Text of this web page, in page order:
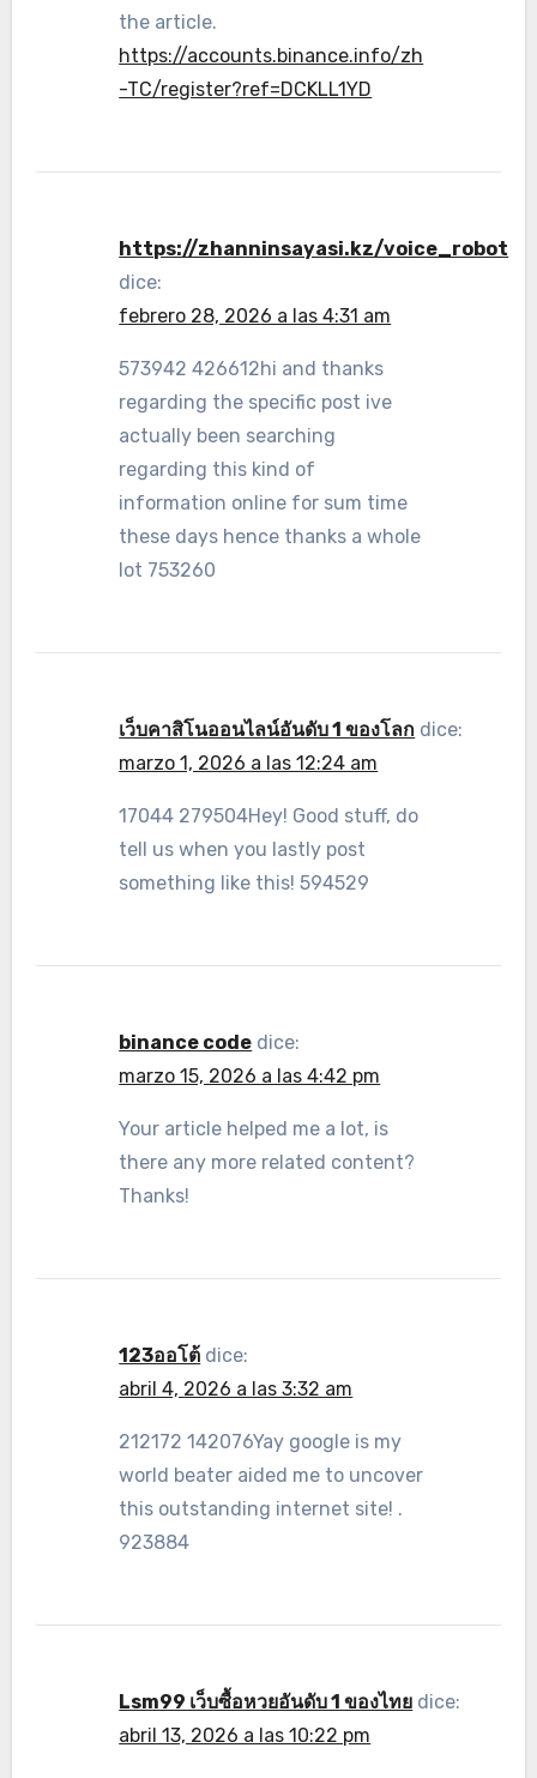
the article.
https://accounts.binance.info/zh
-TC/register?ref=DCKLL1YD
https://zhanninsayasi.kz/voice_robot
dice:
febrero 28, 2026 a las 4:31 am
573942 426612hi and thanks
regarding the specific post ive
actually been searching
regarding this kind of
information online for sum time
these days hence thanks a whole
lot 753260
เว็บคาสิโนออนไลน์อันดับ 1 ของโลก dice:
marzo 1, 2026 a las 12:24 am
17044 279504Hey! Good stuff, do
tell us when you lastly post
something like this! 594529
binance code dice:
marzo 15, 2026 a las 4:42 pm
Your article helped me a lot, is
there any more related content?
Thanks!
123ออโต้ dice:
abril 4, 2026 a las 3:32 am
212172 142076Yay google is my
world beater aided me to uncover
this outstanding internet site! .
923884
Lsm99 เว็บซื้อหวยอันดับ 1 ของไทย dice:
abril 13, 2026 a las 10:22 pm